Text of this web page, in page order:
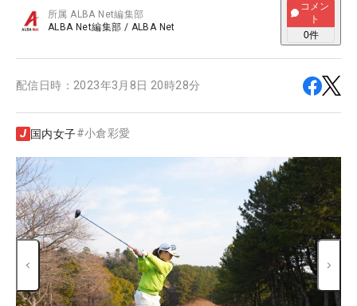
所属ALBA Net編集部
ALBA Net編集部 / ALBA Net
コメン
ト
0件
配信日時： 2023年3月8日 20時28分
国内女子#小倉彩愛